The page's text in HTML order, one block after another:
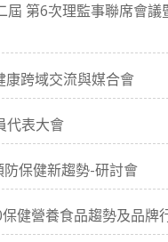
第6次理監事聯席會議
跨域交流與媒合會
代表大會
保健新趨勢-研討會
健營養食品趨勢及品牌